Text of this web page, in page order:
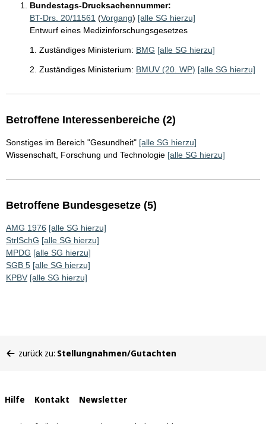
Bundestags-Drucksachennummer:
BT-Drs. 20/11561 (Vorgang) [alle SG hierzu]
Entwurf eines Medizinforschungsgesetzes
1. Zuständiges Ministerium: BMG [alle SG hierzu]
2. Zuständiges Ministerium: BMUV (20. WP) [alle SG hierzu]
Betroffene Interessenbereiche (2)
Sonstiges im Bereich "Gesundheit" [alle SG hierzu]
Wissenschaft, Forschung und Technologie [alle SG hierzu]
Betroffene Bundesgesetze (5)
AMG 1976 [alle SG hierzu]
StrlSchG [alle SG hierzu]
MPDG [alle SG hierzu]
SGB 5 [alle SG hierzu]
KPBV [alle SG hierzu]
befinden
zurück zu: Stellungnahmen/Gutachten
Interne
Links
Hilfe Kontakt Newsletter